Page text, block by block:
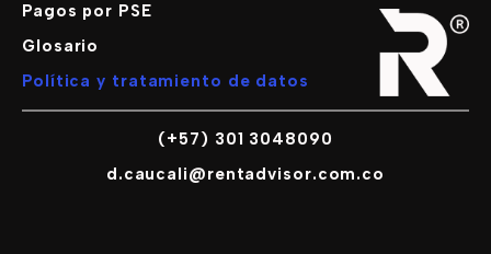
Pagos por PSE
Glosario
Política y tratamiento de datos
(+57) 301 3048090
d.caucali@rentadvisor.com.co